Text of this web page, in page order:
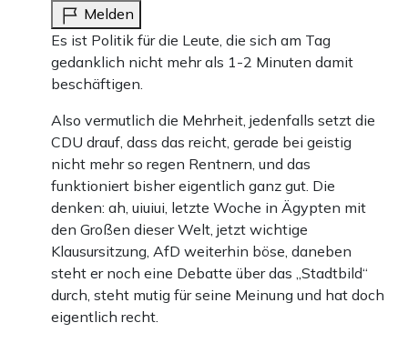
Melden
Es ist Politik für die Leute, die sich am Tag
gedanklich nicht mehr als 1-2 Minuten damit
beschäftigen.
Also vermutlich die Mehrheit, jedenfalls setzt die
CDU drauf, dass das reicht, gerade bei geistig
nicht mehr so regen Rentnern, und das
funktioniert bisher eigentlich ganz gut. Die
denken: ah, uiuiui, letzte Woche in Ägypten mit
den Großen dieser Welt, jetzt wichtige
Klausursitzung, AfD weiterhin böse, daneben
steht er noch eine Debatte über das „Stadtbild“
durch, steht mutig für seine Meinung und hat doch
eigentlich recht.